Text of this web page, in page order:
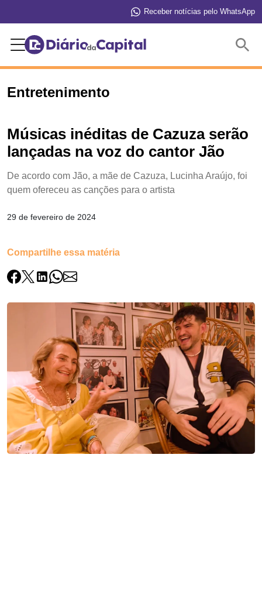
Receber notícias pelo WhatsApp
Entretenimento
Músicas inéditas de Cazuza serão
lançadas na voz do cantor Jão
De acordo com Jão, a mãe de Cazuza, Lucinha Araújo, foi
quem ofereceu as canções para o artista
29 de fevereiro de 2024
Compartilhe essa matéria